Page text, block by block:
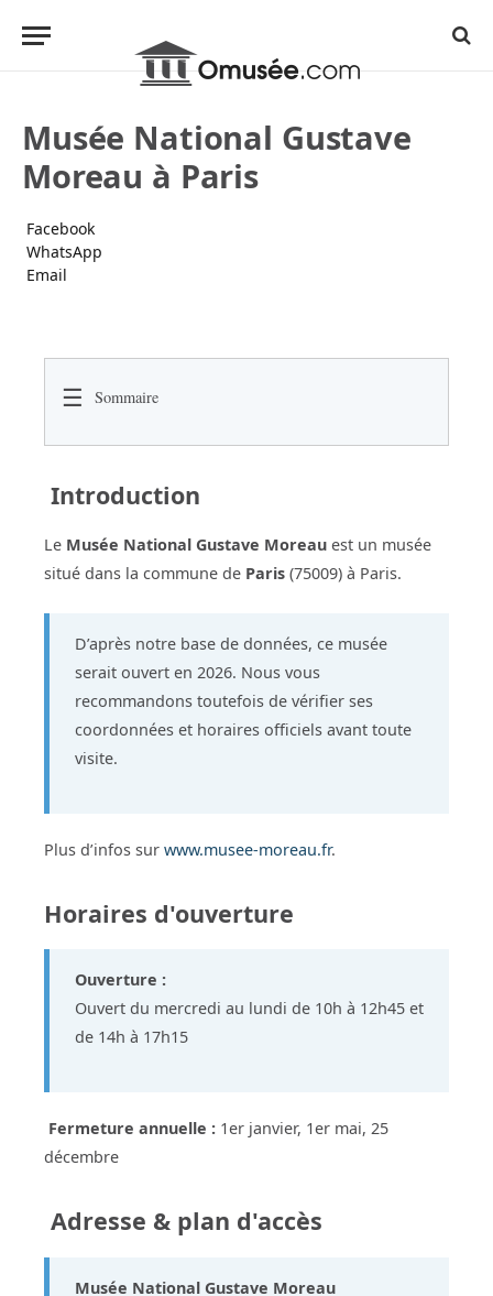
Musée National Gustave
Moreau à Paris
Facebook
WhatsApp
Email
☰ Sommaire
Introduction
Le Musée National Gustave Moreau est un musée
situé dans la commune de Paris (75009) à Paris.
D’après notre base de données, ce musée
serait ouvert en 2026. Nous vous
recommandons toutefois de vérifier ses
coordonnées et horaires officiels avant toute
visite.
Plus d’infos sur www.musee-moreau.fr.
Horaires d'ouverture
Ouverture :
Ouvert du mercredi au lundi de 10h à 12h45 et
de 14h à 17h15
Fermeture annuelle : 1er janvier, 1er mai, 25
décembre
Adresse & plan d'accès
Musée National Gustave Moreau